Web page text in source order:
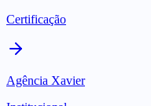
Certificação
Agência Xavier